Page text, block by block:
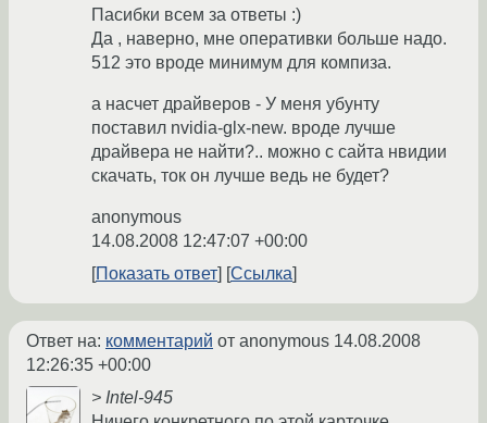
Пасибки всем за ответы :)
Да , наверно, мне оперативки больше надо.
512 это вроде минимум для компиза.
а насчет драйверов - У меня убунту
поставил nvidia-glx-new. вроде лучше
драйвера не найти?.. можно с сайта нвидии
скачать, ток он лучше ведь не будет?
anonymous
14.08.2008 12:47:07 +00:00
Показать ответ
Ссылка
Ответ на: комментарий от anonymous 14.08.2008
12:26:35 +00:00
> Intel-945